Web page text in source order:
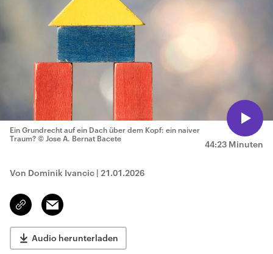
44:23 Minuten
Ein Grundrecht auf ein Dach über dem Kopf: ein naiver
Traum? © Jose A. Bernat Bacete
Von Dominik Ivancic | 21.01.2026
Link
kopieren/teilen
Email
Audio herunterladen